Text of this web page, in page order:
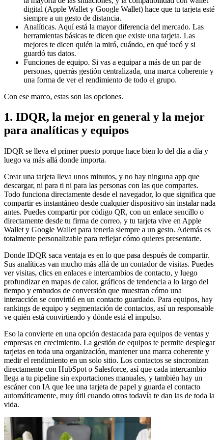
digital (Apple Wallet y Google Wallet) hace que tu tarjeta esté
siempre a un gesto de distancia.
Analíticas. Aquí está la mayor diferencia del mercado. Las
herramientas básicas te dicen que existe una tarjeta. Las
mejores te dicen quién la miró, cuándo, en qué tocó y si
guardó tus datos.
Funciones de equipo. Si vas a equipar a más de un par de
personas, querrás gestión centralizada, una marca coherente y
una forma de ver el rendimiento de todo el grupo.
Con ese marco, estas son las opciones.
1. IDQR, la mejor en general y la mejor
para analíticas y equipos
IDQR se lleva el primer puesto porque hace bien lo del día a día y
luego va más allá donde importa.
Crear una tarjeta lleva unos minutos, y no hay ninguna app que
descargar, ni para ti ni para las personas con las que compartes.
Todo funciona directamente desde el navegador, lo que significa que
compartir es instantáneo desde cualquier dispositivo sin instalar nada
antes. Puedes compartir por código QR, con un enlace sencillo o
directamente desde tu firma de correo, y tu tarjeta vive en Apple
Wallet y Google Wallet para tenerla siempre a un gesto. Además es
totalmente personalizable para reflejar cómo quieres presentarte.
Donde IDQR saca ventaja es en lo que pasa después de compartir.
Sus analíticas van mucho más allá de un contador de visitas. Puedes
ver visitas, clics en enlaces e intercambios de contacto, y luego
profundizar en mapas de calor, gráficos de tendencia a lo largo del
tiempo y embudos de conversión que muestran cómo una
interacción se convirtió en un contacto guardado. Para equipos, hay
rankings de equipo y segmentación de contactos, así un responsable
ve quién está convirtiendo y dónde está el impulso.
Eso la convierte en una opción destacada para equipos de ventas y
empresas en crecimiento. La gestión de equipos te permite desplegar
tarjetas en toda una organización, mantener una marca coherente y
medir el rendimiento en un solo sitio. Los contactos se sincronizan
directamente con HubSpot o Salesforce, así que cada intercambio
llega a tu pipeline sin exportaciones manuales, y también hay un
escáner con IA que lee una tarjeta de papel y guarda el contacto
automáticamente, muy útil cuando otros todavía te dan las de toda la
vida.